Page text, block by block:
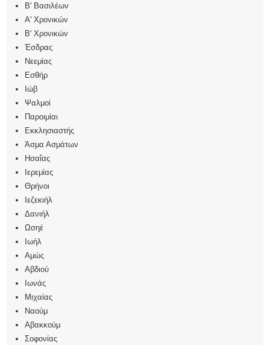
Β' Βασιλέων
Α' Χρονικών
Β' Χρονικών
Έσδρας
Νεεμίας
Εσθήρ
Ιώβ
Ψαλμοί
Παροιμίαι
Εκκλησιαστής
Άσμα Ασμάτων
Ησαΐας
Ιερεμίας
Θρήνοι
Ιεζεκιήλ
Δανιήλ
Ωσηέ
Ιωήλ
Αμώς
Αβδιού
Ιωνάς
Μιχαίας
Ναούμ
Αβακκούμ
Σοφονίας